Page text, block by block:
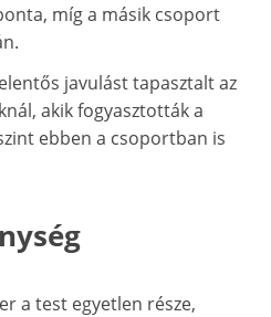
míg a másik csoport
javulást tapasztalt az
akik fogyasztották a
ebben a csoportban is
a test egyetlen része,